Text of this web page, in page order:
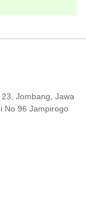
Jombang, Jawa
No 96 Jampirogo